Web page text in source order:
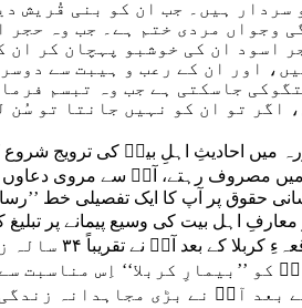
سردار ہیں۔ جب ان کو بنی قُریش
وجواں مردی ختم ہے۔ جب وہ حجر
اسود ان کی خوشبو پہچان کر ان
اور ان کے رعب و ہیبت سے
جاسکتی ہے جب وہ تبسم
اگر تو ان کو نہیں جانتا تو سُن
میں احادیثِ اہلِ بیتؑ کی ترویج
میں مصروف رہتے، آپؑ سے مروی
حقوق پر آپ کا ایک تفصیلی خط
اہل بیت کی وسیع پیمانے پر
مختلف کتابوں میں
کو ’’بیمارِ کربلا‘‘ اِس مناسبت
بعد آپؑ نے بڑی مجاہدانہ